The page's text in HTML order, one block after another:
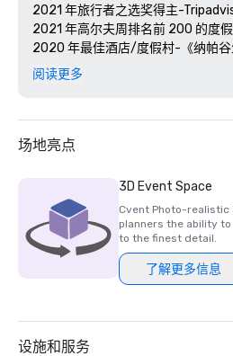
2021 年旅行者之选奖得主-
2021 年高尔夫周排名前 200 的度
2020 年最佳酒店/度假村-《纳帕
2020 年旅行者选择奖-Tripadvisor
2018 年和 2019 年 TripAdvisor 卓
2018 年和 2019 年读者选择奖-《康
2017 年最佳度假酒店-今日会议
阅读更多
场地亮点
3D Event Space
Cvent Photo-realistic
planners the ability
to the finest detail.
了解更多信息
设施和服务